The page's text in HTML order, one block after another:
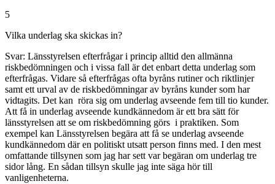
5
Vilka underlag ska skickas in?
Svar: Länsstyrelsen efterfrågar i princip alltid den allmänna
riskbedömningen och i vissa fall är det enbart detta underlag som
efterfrågas. Vidare så efterfrågas ofta byråns rutiner och riktlinjer
samt ett urval av de riskbedömningar av byråns kunder som har
vidtagits. Det kan röra sig om underlag avseende fem till tio kunder.
Att få in underlag avseende kundkännedom är ett bra sätt för
länsstyrelsen att se om riskbedömning görs i praktiken. Som
exempel kan Länsstyrelsen begära att få se underlag avseende
kundkännedom där en politiskt utsatt person finns med. I den mest
omfattande tillsynen som jag har sett var begäran om underlag tre
sidor lång. En sådan tillsyn skulle jag inte säga hör till
vanligenheterna.